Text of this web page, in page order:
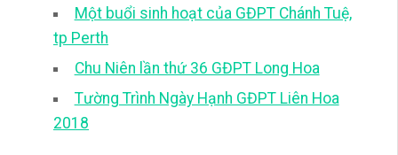
Một buổi sinh hoạt của GĐPT Chánh Tuệ,
tp Perth
Chu Niên lần thứ 36 GĐPT Long Hoa
Tường Trình Ngày Hạnh GĐPT Liên Hoa
2018